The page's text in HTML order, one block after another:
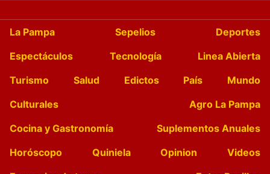
La Pampa Sepelios
Deportes
Espectáculos
Tecnología
Linea Abierta
Turismo
Salud Edictos País
Mundo
Culturales
Agro La Pampa
Cocina y Gastronomía
Suplementos Anuales
Horóscopo
Quiniela Opinion
Videos